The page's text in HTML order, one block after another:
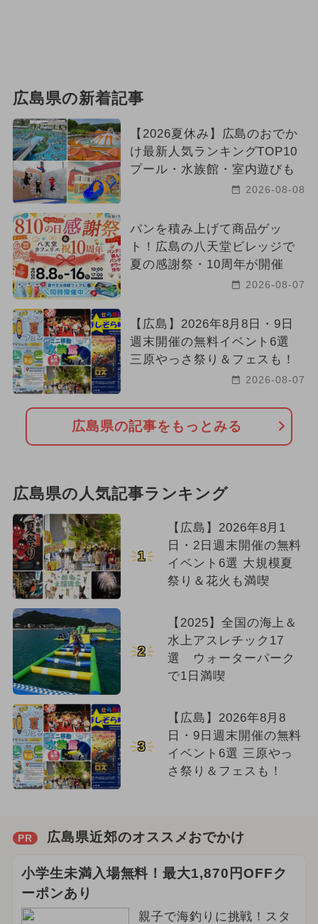
広島県の新着記事
【2026夏休み】広島のおでか
け最新人気ランキングTOP10
プール・水族館・室内遊びも
2026-08-08
パンを積み上げて商品ゲッ
ト！広島の八天堂ビレッジで
夏の感謝祭・10周年が開催
2026-08-07
【広島】2026年8月8日・9日
週末開催の無料イベント6選
三原やっさ祭り＆フェスも！
2026-08-07
広島県の記事をもっとみる
広島県の人気記事ランキング
1
【広島】2026年8月1
日・2日週末開催の無料
イベント6選 大規模夏
祭り＆花火も満喫
2
【2025】全国の海上＆
水上アスレチック17
選 ウォーターパーク
で1日満喫
3
【広島】2026年8月8
日・9日週末開催の無料
イベント6選 三原やっ
さ祭り＆フェスも！
PR 広島県近郊のオススメおでかけ
小学生未満入場無料！最大1,870円OFFク
ーポンあり
親子で海釣りに挑戦！スタ